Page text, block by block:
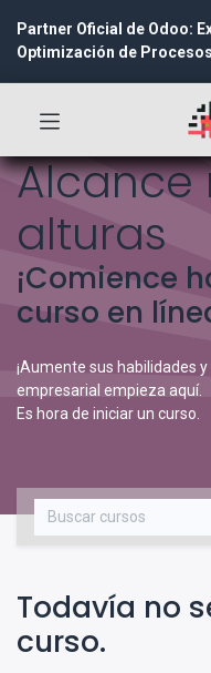
Partner Oficial de Odoo:
Optimización de Procesos
Alcance
alturas
¡Comience
curso en
¡Aumente sus habilidades
empresarial empieza aquí.
Es hora de iniciar un curso.
Todavía no
curso.